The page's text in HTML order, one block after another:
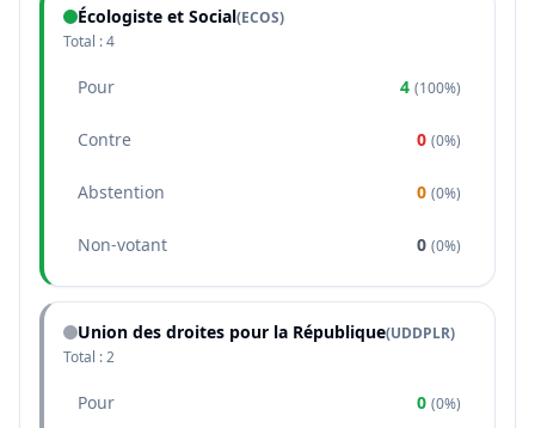
Écologiste et Social(ECOS)
Total :4
Pour 4 (100%)
Contre 0 (0%)
Abstention 0 (0%)
Non-votant 0 (0%)
Union des droites pour la République(UDDPLR)
Total :2
Pour 0 (0%)